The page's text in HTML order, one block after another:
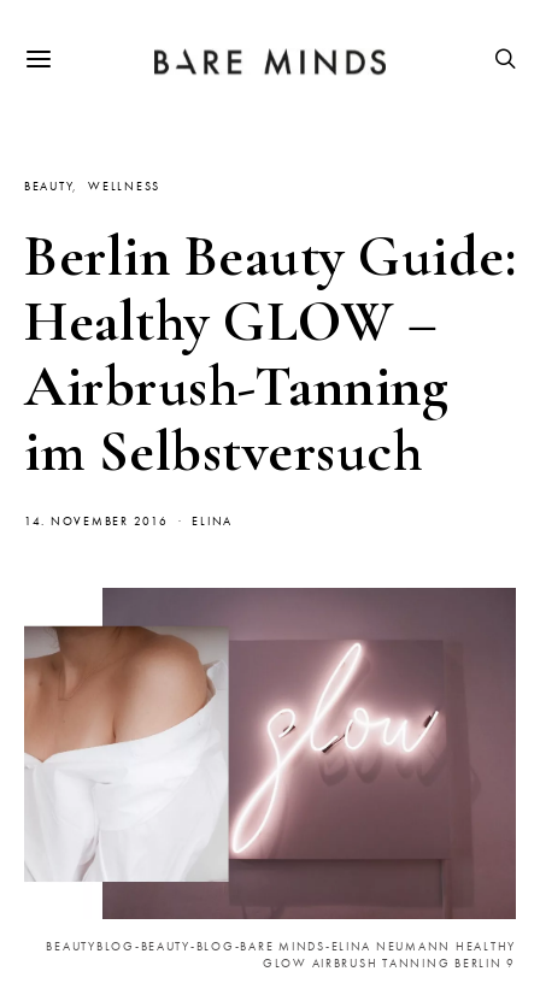
BEAUTY WELLNESS
Berlin Beauty Guide:
Healthy GLOW –
Airbrush-Tanning
im Selbstversuch
14. NOVEMBER 2016 ELINA
BEAUTYBLOG-BEAUTY-BLOG-BARE MINDS-ELINA NEUMANN HEALTHY
GLOW AIRBRUSH TANNING BERLIN 9